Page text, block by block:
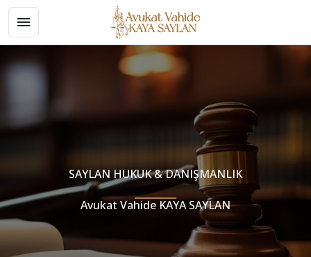
SAYLAN HUKUK & DANIŞMANLIK
Avukat Vahide KAYA SAYLAN